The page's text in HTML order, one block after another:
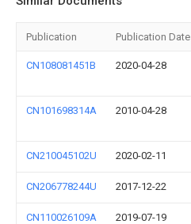
Publication Publication Date
CN108081451B 2020-04-28
CN101698314A 2010-04-28
CN210045102U 2020-02-11
CN206778244U 2017-12-22
CN110026109A 2019-07-19